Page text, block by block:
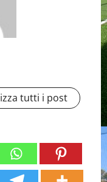
tutti i post